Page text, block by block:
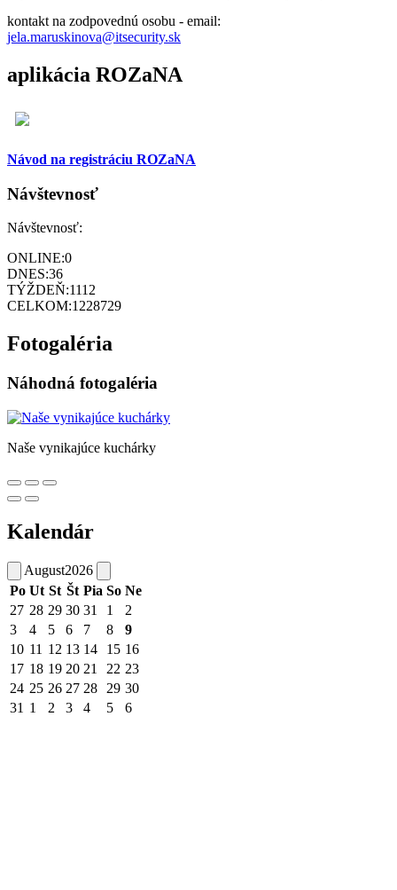
kontakt na zodpovednú osobu - email:
jela.maruskinova@itsecurity.sk
aplikácia ROZaNA
Návod na registráciu ROZaNA
Návštevnosť
Návštevnosť:
ONLINE:0
DNES:36
TÝŽDEŇ:1112
CELKOM:1228729
Fotogaléria
Náhodná fotogaléria
Naše vynikajúce kuchárky
Kalendár
August2026
Po Ut St Št Pia So Ne
27 28 29 30 31 1
2
3
4 5 6 7 8
9
10 11 12 13 14 15 16
17 18 19 20 21 22 23
24 25 26 27 28 29 30
31 1 2 3 4 5 6